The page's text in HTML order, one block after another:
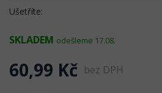
Ušetříte:
SKLADEM odešleme 17.08.
60,99 Kč bez DPH